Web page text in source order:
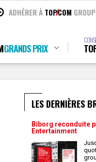
ADHÉRER À TOPCOM GROUP
GRANDS PRIX
LES DERNIÈRES
Biborg reconduite
Entertainment